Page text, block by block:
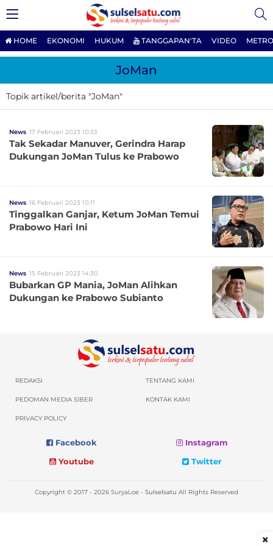
HOME EKONOMI HUKUM TANGGAPAN'TA VIDEO
JoMan
Topik artikel/berita "JoMan"
News 17 Februari 2023 10:33
Tak Sekadar Manuver, Gerindra Harap
Dukungan JoMan Tulus ke Prabowo
News 16 Februari 2023 10:11
Tinggalkan Ganjar, Ketum JoMan Temui
Prabowo Hari Ini
News 15 Februari 2023 14:30
Bubarkan GP Mania, JoMan Alihkan
Dukungan ke Prabowo Subianto
REDAKSI TENTANG KAMI
PEDOMAN MEDIA SIBER KONTAK KAMI
PRIVACY POLICY
Facebook
Instagram
Youtube
Twitter
Copyright © 2017 - 2026 SuryaLoe - Sulselsatu All Rights Reserved
×